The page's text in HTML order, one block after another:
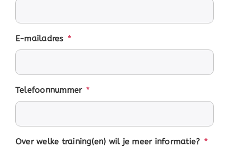
E-mailadres *
Telefoonnummer *
Over welke training(en) wil je meer informatie? *